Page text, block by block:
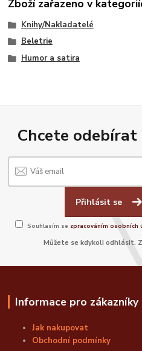
Zboží zařazeno v
Knihy/Nakladatelé
Beletrie
Humor a satira
Chcete
Přihlásit se
Souhlasím se zpracováním osobních
Můžete se kdykoli odhlásit.
Informace pro zákazníky
Jak nakupovat
Obchodní podmínky